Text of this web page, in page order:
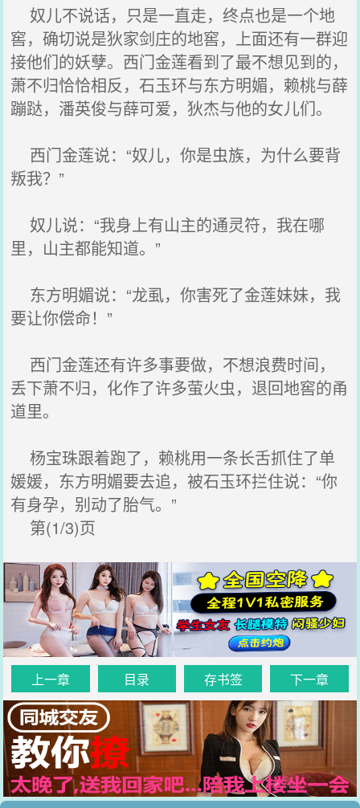
奴儿不说话，只是一直走，终点也是一个地
窖，确切说是狄家剑庄的地窖，上面还有一群迎
接他们的妖孽。西门金莲看到了最不想见到的，
萧不归恰恰相反，石玉环与东方明媚，赖桃与薛
蹦跶，潘英俊与薛可爱，狄杰与他的女儿们。
西门金莲说：“奴儿，你是虫族，为什么要背
叛我？”
奴儿说：“我身上有山主的通灵符，我在哪
里，山主都能知道。”
东方明媚说：“龙虱，你害死了金莲妹妹，我
要让你偿命！”
西门金莲还有许多事要做，不想浪费时间，
丢下萧不归，化作了许多萤火虫，退回地窖的甬
道里。
杨宝珠跟着跑了，赖桃用一条长舌抓住了单
媛媛，东方明媚要去追，被石玉环拦住说：“你
有身孕，别动了胎气。”
第(1/3)页
上一章 目录 存书签 下一章